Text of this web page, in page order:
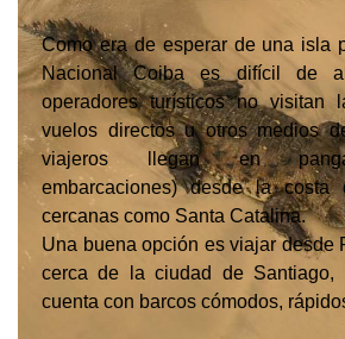
Como era de esperar de una isla
Nacional Coiba es difícil de
operadores turísticos no
vuelos directos u otros medios
viajeros llegan en
embarcaciones) desde la costa
cercanas como Santa Catalina.
Una buena opción es viajar desde
cerca de la ciudad de Santiago,
cuenta con barcos cómodos,